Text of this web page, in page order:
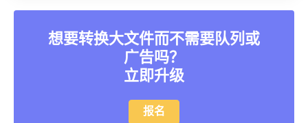
想要转换大文件而不需要队列或
广告吗？
立即升级
报名